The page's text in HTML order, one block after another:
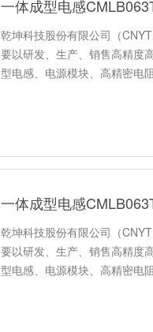
一体成型电感
乾坤科技股份有限公司（
要以研发、生产、销售高精度
型电感、电源模块、高精密电
一体成型电感
乾坤科技股份有限公司（
要以研发、生产、销售高精度
型电感、电源模块、高精密电